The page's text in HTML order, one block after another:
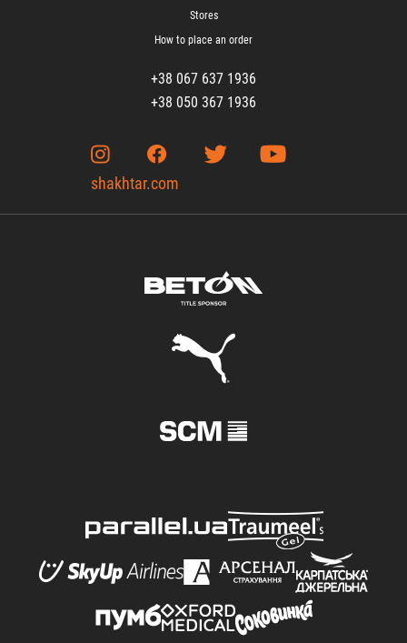
Stores
How to place an order
+38 067 637 1936
+38 050 367 1936
shakhtar.com